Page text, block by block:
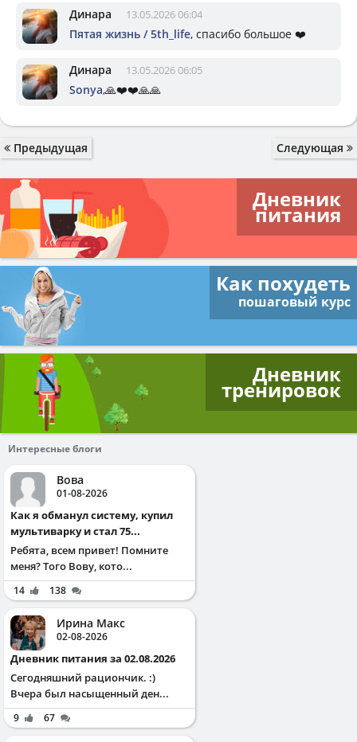
Динара 13.05.2026 06:04
Пятая жизнь / 5th_life, спасибо большое ❤️
Динара 13.05.2026 06:05
Sonya,🙏❤️❤️🙏🙏
Предыдущая Следующая
Дневник
питания
Как похудеть
пошаговый курс
Дневник
тренировок
Интересные блоги
Вова
01-08-2026
Как я обманул систему, купил
мультиварку и стал 75...
Ребята, всем привет! Помните
меня? Того Вову, кото...
14 138
Ирина Макс
02-08-2026
Дневник питания за 02.08.2026
Сегодняшний рациончик. :)
Вчера был насыщенный ден...
9 67